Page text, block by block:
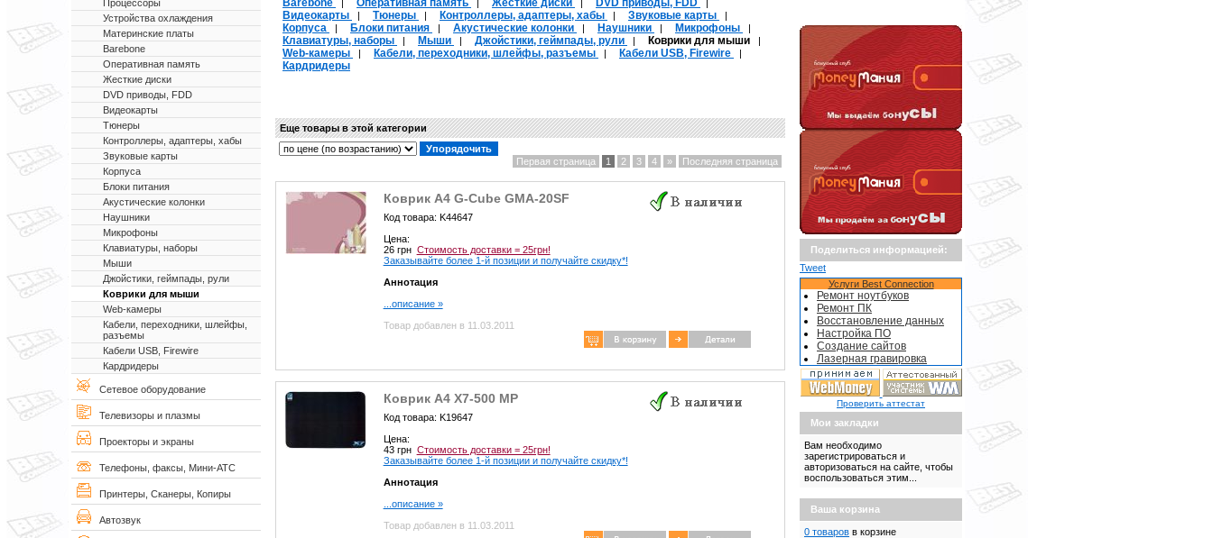
Процессоры
Устройства охлаждения
Материнские платы
Barebone
Оперативная память
Жесткие диски
DVD приводы, FDD
Видеокарты
Тюнеры
Контроллеры, адаптеры, хабы
Звуковые карты
Корпуса
Блоки питания
Акустические колонки
Наушники
Микрофоны
Клавиатуры, наборы
Мыши
Джойстики, геймпады, рули
Коврики для мыши
Web-камеры
Кабели, переходники, шлейфы,
разъемы
Кабели USB, Firewire
Кардридеры
Сетевое оборудование
Телевизоры и плазмы
Проекторы и экраны
Телефоны, факсы, Мини-АТС
Принтеры, Сканеры, Копиры
Автозвук
| | | |
Видеокарты | Тюнеры | Контроллеры, адаптеры, хабы | Звуковые карты |
Корпуса | Блоки питания | Акустические колонки | Наушники | Микрофоны |
Клавиатуры, наборы | Мыши | Джойстики, геймпады, рули | Коврики для мыши |
Web-камеры | Кабели, переходники, шлейфы, разъемы | Кабели USB, Firewire |
Кардридеры
Еще товары в этой категории
Первая страница 1 2 3 4 » Последняя страница
Коврик A4 G-Cube GMA-20SF
Код товара: K44647
Цена:
26 грн Стоимость доставки = 25грн!
Заказывайте более 1-й позиции и получайте скидку*!
Аннотация
...описание »
Товар добавлен в 11.03.2011
Коврик A4 X7-500 MP
Код товара: K19647
Цена:
43 грн Стоимость доставки = 25грн!
Заказывайте более 1-й позиции и получайте скидку*!
Аннотация
...описание »
Товар добавлен в 11.03.2011
Поделиться информацией:
Tweet
Услуги Best Connection
Ремонт ноутбуков
Ремонт ПК
Восстановление данных
Настройка ПО
Создание сайтов
Лазерная гравировка
Проверить аттестат
Мои закладки
Вам необходимо
зарегистрироваться и
авторизоваться на сайте, чтобы
воспользоваться этим...
Ваша корзина
0 товаров в корзине